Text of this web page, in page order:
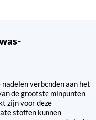
verbonden aan het
de grootste minpunten
zijn voor deze
stoffen kunnen